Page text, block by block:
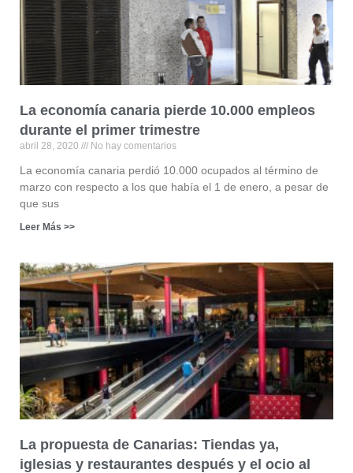
La economía canaria pierde 10.000 empleos
durante el primer trimestre
abril 28, 2020 No hay comentarios
La economía canaria perdió 10.000 ocupados al término de
marzo con respecto a los que había el 1 de enero, a pesar de
que sus
Leer Más >>
La propuesta de Canarias: Tiendas ya,
iglesias y restaurantes después y el ocio al